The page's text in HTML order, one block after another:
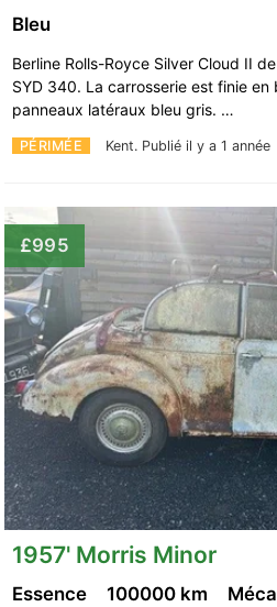
PÉRIMÉE Kent. Publié il y a 1 année
Bleu
Berline Rolls-Royce Silver Cloud II
SYD 340. La carrosserie est finie en
panneaux latéraux bleu gris. …
£995
1957' Morris Minor
Essence 100000 km